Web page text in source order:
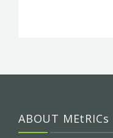
ABOUT MEtRICs